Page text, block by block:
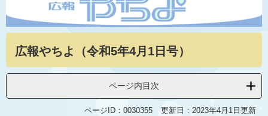
へ
広報やちよ（令和5年4月1日号）
ページ内目次
ページID：0030355 更新日：2023年4月1日更新